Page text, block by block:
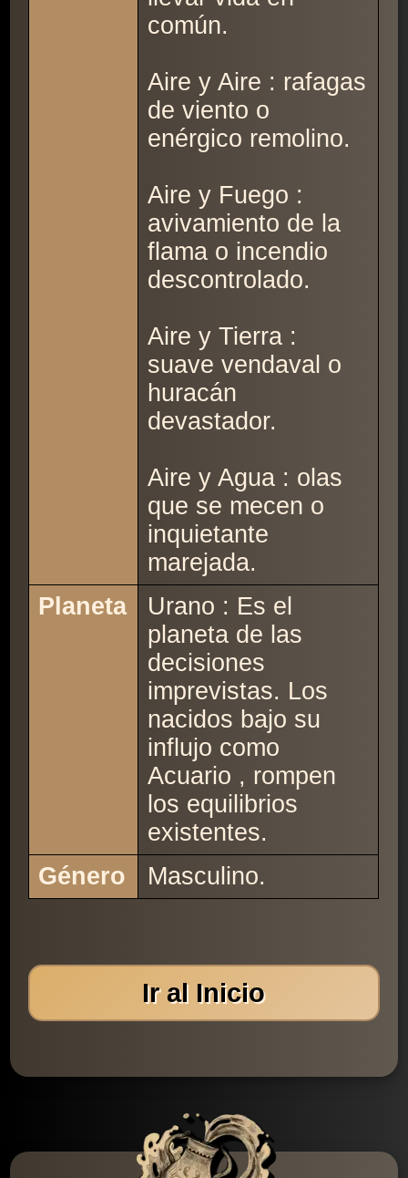
común.
Aire y Aire : rafagas
de viento o
enérgico remolino.
Aire y Fuego :
avivamiento de la
flama o incendio
descontrolado.
Aire y Tierra :
suave vendaval o
huracán
devastador.
Aire y Agua : olas
que se mecen o
inquietante
marejada.
Planeta
Urano : Es el
planeta de las
decisiones
imprevistas. Los
nacidos bajo su
influjo como
Acuario , rompen
los equilibrios
existentes.
Género
Masculino.
Ir al Inicio